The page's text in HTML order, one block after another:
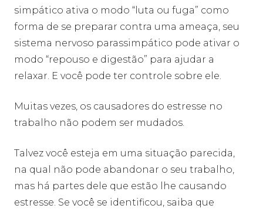
simpático ativa o modo “luta ou fuga” como
forma de se preparar contra uma ameaça, seu
sistema nervoso parassimpático pode ativar o
modo “repouso e digestão” para ajudar a
relaxar. E você pode ter controle sobre ele.
Muitas vezes, os causadores do estresse no
trabalho não podem ser mudados.
Talvez você esteja em uma situação parecida,
na qual não pode abandonar o seu trabalho,
mas há partes dele que estão lhe causando
estresse. Se você se identificou, saiba que